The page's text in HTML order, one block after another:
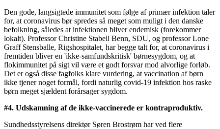
Den gode, langsigtede immunitet som følge af primær infektion taler
for, at coronavirus bør spredes så meget som muligt i den danske
befolkning, således at infektionen bliver endemisk (forekommer
lokalt). Professor Christine Stabell Benn, SDU, og professor Lone
Graff Stensballe, Rigshospitalet, har begge talt for, at coronavirus i
fremtiden bliver en 'ikke-samfundskritisk' børnesygdom, og at
flokimmunitet på sigt vil være et godt forsvar mod alvorlige forløb.
Det er også disse fagfolks klare vurdering, at vaccination af børn
ikke tjener noget formål, fordi naturlig covid-19 infektion hos raske
børn meget sjældent forårsager sygdom.
#4. Udskamning af de ikke-vaccinerede er kontraproduktiv.
Sundhedsstyrelsens direktør Søren Brostrøm har ved flere